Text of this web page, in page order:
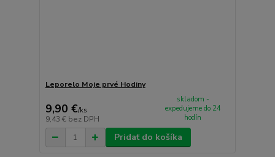
Leporelo Moje prvé Hodiny
9,90 €/ks
9,43 € bez DPH
skladom -
expedujeme do 24
hodín
Pridať do košíka